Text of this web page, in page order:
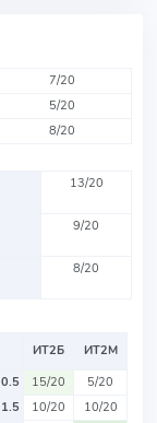
7/20
5/20
8/20
13/20
9/20
8/20
ИТ2Б
ИТ2М
0.5
15/20
5/20
1.5
10/20
10/20